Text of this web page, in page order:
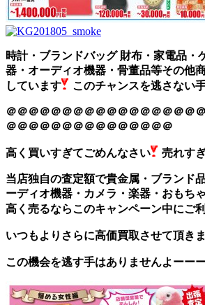
時計・ブランドバッグ 財布・家電品・
器・オーディオ機器・骨董品等その他
しています
このチャンスを逃さない
＠＠＠＠＠＠＠＠＠＠＠＠＠＠＠＠＠
＠＠＠＠＠＠＠＠＠＠＠＠＠＠＠
高く買いすぎてごめんなさい 売れす
当店独自の査定額で貴金属・ブランド
ーディオ機器・カメラ・楽器・おもち
高く売るならこのキャンペーン中にご
いつもよりさらに高価買取させて頂き
この機会を逃す手はありませんよーー